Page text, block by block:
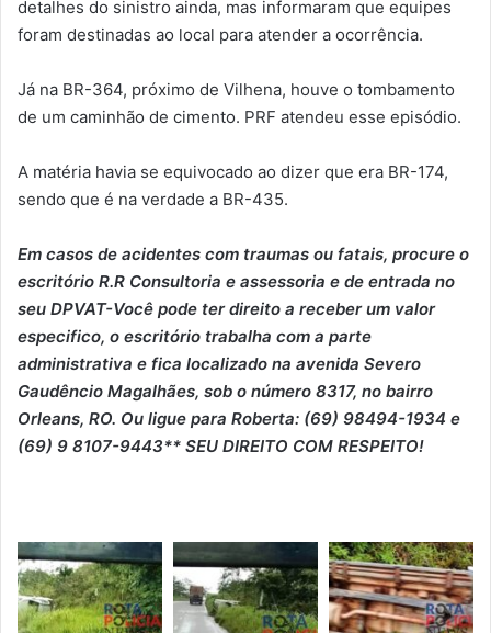
detalhes do sinistro ainda, mas informaram que equipes
foram destinadas ao local para atender a ocorrência.
Já na BR-364, próximo de Vilhena, houve o tombamento
de um caminhão de cimento. PRF atendeu esse episódio.
A matéria havia se equivocado ao dizer que era BR-174,
sendo que é na verdade a BR-435.
Em casos de acidentes com traumas ou fatais, procure o
escritório R.R Consultoria e assessoria e de entrada no
seu DPVAT-Você pode ter direito a receber um valor
especifico, o escritório trabalha com a parte
administrativa e fica localizado na avenida Severo
Gaudêncio Magalhães, sob o número 8317, no bairro
Orleans, RO. Ou ligue para Roberta: (69) 98494-1934 e
(69) 9 8107-9443** SEU DIREITO COM RESPEITO!